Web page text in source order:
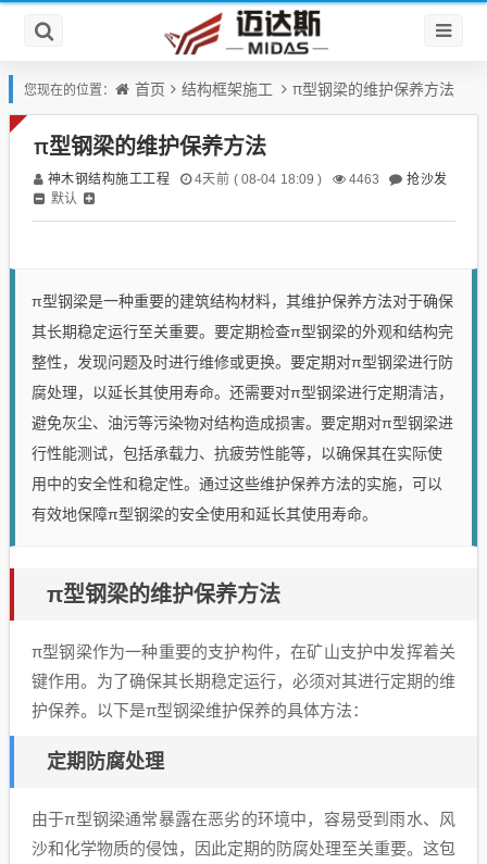
您现在的位置： 首页 结构框架施工 π型钢梁的维护保养方法
π型钢梁的维护保养方法
神木钢结构施工工程 4天前 ( 08-04 18:09 ) 4463
抢沙发
默认
π型钢梁是一种重要的建筑结构材料，其维护保养方法对于确保
其长期稳定运行至关重要。要定期检查π型钢梁的外观和结构完
整性，发现问题及时进行维修或更换。要定期对π型钢梁进行防
腐处理，以延长其使用寿命。还需要对π型钢梁进行定期清洁，
避免灰尘、油污等污染物对结构造成损害。要定期对π型钢梁进
行性能测试，包括承载力、抗疲劳性能等，以确保其在实际使
用中的安全性和稳定性。通过这些维护保养方法的实施，可以
有效地保障π型钢梁的安全使用和延长其使用寿命。
π型钢梁的维护保养方法
π型钢梁作为一种重要的支护构件，在矿山支护中发挥着关
键作用。为了确保其长期稳定运行，必须对其进行定期的维
护保养。以下是π型钢梁维护保养的具体方法：
定期防腐处理
由于π型钢梁通常暴露在恶劣的环境中，容易受到雨水、风
沙和化学物质的侵蚀，因此定期的防腐处理至关重要。这包